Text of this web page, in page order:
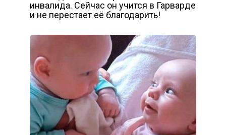
инвалида. Сейчас он учится в Гарварде
и не перестает её благодарить!